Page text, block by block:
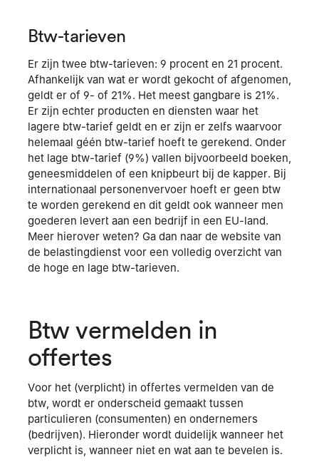
Btw-tarieven
Er zijn twee btw-tarieven: 9 procent en 21 procent.
Afhankelijk van wat er wordt gekocht of afgenomen,
geldt er of 9- of 21%. Het meest gangbare is 21%.
Er zijn echter producten en diensten waar het
lagere btw-tarief geldt en er zijn er zelfs waarvoor
helemaal géén btw-tarief hoeft te gerekend. Onder
het lage btw-tarief (9%) vallen bijvoorbeeld boeken,
geneesmiddelen of een knipbeurt bij de kapper. Bij
internationaal personenvervoer hoeft er geen btw
te worden gerekend en dit geldt ook wanneer men
goederen levert aan een bedrijf in een EU-land.
Meer hierover weten? Ga dan naar de website van
de belastingdienst voor een volledig overzicht van
de hoge en lage btw-tarieven.
Btw vermelden in
offertes
Voor het (verplicht) in offertes vermelden van de
btw, wordt er onderscheid gemaakt tussen
particulieren (consumenten) en ondernemers
(bedrijven). Hieronder wordt duidelijk wanneer het
verplicht is, wanneer niet en wat aan te bevelen is.